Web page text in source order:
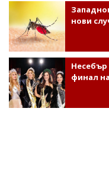
нови
Несебър
финал